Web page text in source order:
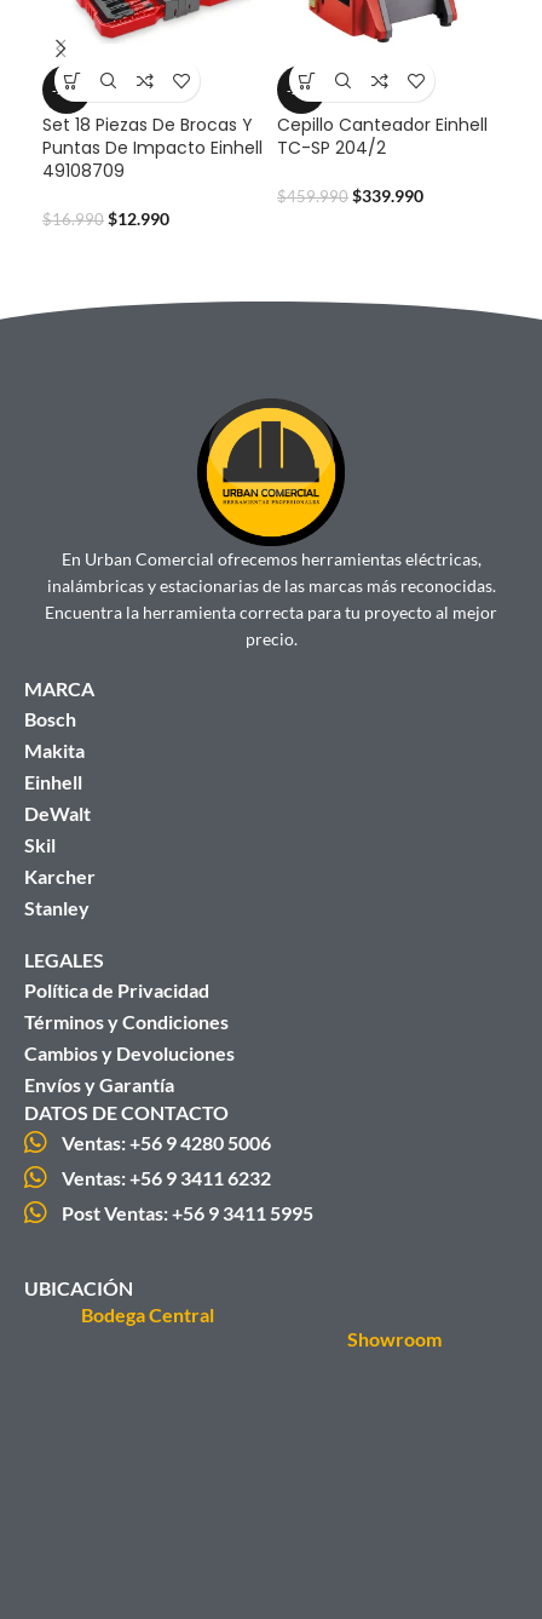
-24%
Set 18 Piezas De Brocas Y
Puntas De Impacto Einhell
49108709
$16.990 $12.990
-26%
Cepillo Canteador Einhell
TC-SP 204/2
$459.990 $339.990
En Urban Comercial ofrecemos herramientas eléctricas,
inalámbricas y estacionarias de las marcas más reconocidas.
Encuentra la herramienta correcta para tu proyecto al mejor
precio.
MARCA
Bosch
Makita
Einhell
DeWalt
Skil
Karcher
Stanley
LEGALES
Política de Privacidad
Términos y Condiciones
Cambios y Devoluciones
Envíos y Garantía
DATOS DE CONTACTO
Ventas: +56 9 4280 5006
Ventas: +56 9 3411 6232
Post Ventas: +56 9 3411 5995
UBICACIÓN
Bodega Central
Showroom